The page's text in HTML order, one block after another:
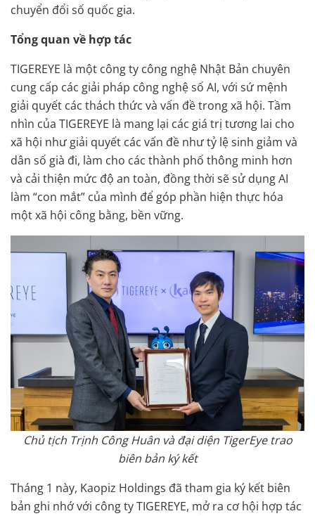
chuyển đổi số quốc gia.
Tổng quan về hợp tác
TIGEREYE là một công ty công nghệ Nhật Bản chuyên
cung cấp các giải pháp công nghệ số AI, với sứ mệnh
giải quyết các thách thức và vấn đề trong xã hội. Tầm
nhìn của TIGEREYE là mang lại các giá trị tương lai cho
xã hội như giải quyết các vấn đề như tỷ lệ sinh giảm và
dân số già đi, làm cho các thành phố thông minh hơn
và cải thiện mức độ an toàn, đồng thời sẽ sử dụng AI
làm “con mắt” của mình để góp phần hiện thực hóa
một xã hội công bằng, bền vững.
Chủ tịch Trịnh Công Huân và đại diện TigerEye trao
biên bản ký kết
Tháng 1 này, Kaopiz Holdings đã tham gia ký kết biên
bản ghi nhớ với công ty TIGEREYE, mở ra cơ hội hợp tác